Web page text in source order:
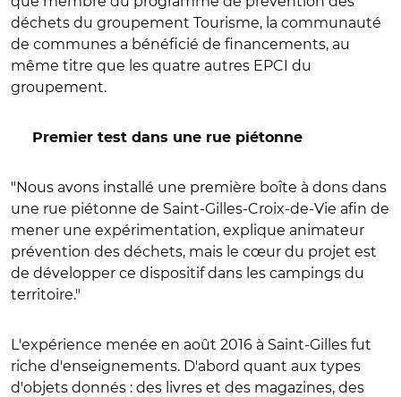
déchets du groupement Tourisme, la communauté
de communes a bénéficié de financements, au
même titre que les quatre autres EPCI du
groupement.
Premier test dans une rue piétonne
"Nous avons installé une première boîte à dons dans
une rue piétonne de Saint-Gilles-Croix-de-Vie afin de
mener une expérimentation, explique animateur
prévention des déchets, mais le cœur du projet est
de développer ce dispositif dans les campings du
territoire."
L'expérience menée en août 2016 à Saint-Gilles fut
riche d'enseignements. D'abord quant aux types
d'objets donnés : des livres et des magazines, des